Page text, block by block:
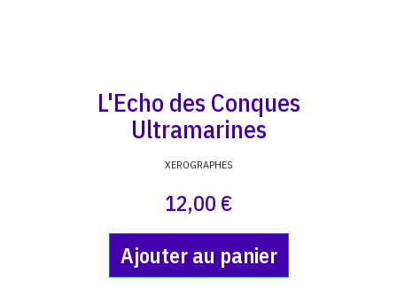
L'Echo des Conques
Ultramarines
XEROGRAPHES
12,00 €
Ajouter au panier